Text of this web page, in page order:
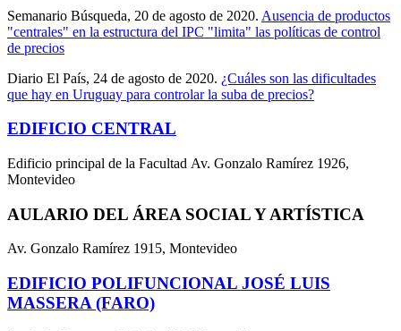
Semanario Búsqueda, 20 de agosto de 2020. Ausencia de productos
"centrales" en la estructura del IPC "limita" las políticas de control
de precios
Diario El País, 24 de agosto de 2020. ¿Cuáles son las dificultades
que hay en Uruguay para controlar la suba de precios?
EDIFICIO CENTRAL
Edificio principal de la Facultad Av. Gonzalo Ramírez 1926,
Montevideo
AULARIO DEL ÁREA SOCIAL Y ARTÍSTICA
Av. Gonzalo Ramírez 1915, Montevideo
EDIFICIO POLIFUNCIONAL JOSÉ LUIS
MASSERA (FARO)